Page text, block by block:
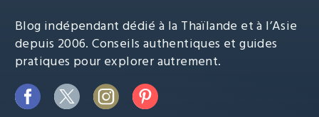
Blog indépendant dédié à la Thaïlande et à l’Asie
depuis 2006. Conseils authentiques et guides
pratiques pour explorer autrement.